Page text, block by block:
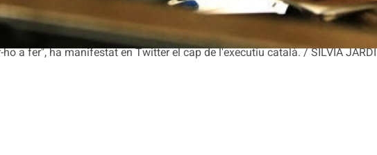
a fer", ha manifestat en Twitter el cap de l'executiu català. / SÍLVIA JARDÍ